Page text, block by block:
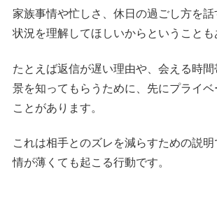
家族事情や忙しさ、休日の過ごし方を
状況を理解してほしいからということも
たとえば返信が遅い理由や、会える時
景を知ってもらうために、先にプライベ
ことがあります。
これは相手とのズレを減らすための説
情が薄くても起こる行動です。